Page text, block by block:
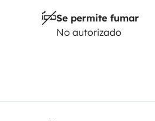
Se permite fumar
No autorizado